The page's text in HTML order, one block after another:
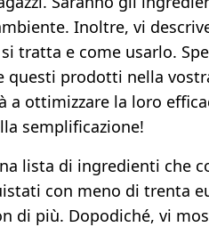
Inoltre, vi
tratta e come usarlo.
questi prodotti nella
a ottimizzare la loro
semplificazione!
lista di ingredienti che
con meno di trenta
di più. Dopodiché, vi